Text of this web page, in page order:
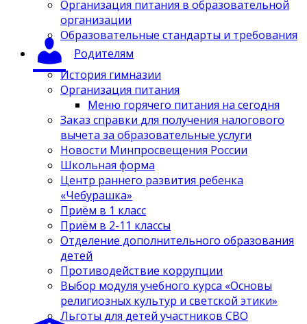
Организация питания в образовательной
организации
Образовательные стандарты и требования
Родителям
История гимназии
Организация питания
Меню горячего питания на сегодня
Заказ справки для получения налогового
вычета за образовательные услуги
Новости Минпросвещения России
Школьная форма
Центр раннего развития ребенка
«Чебурашка»
Приём в 1 класс
Приём в 2-11 классы
Отделение дополнительного образования
детей
Противодействие коррупции
Выбор модуля учебного курса «Основы
религиозных культур и светской этики»
Льготы для детей участников СВО